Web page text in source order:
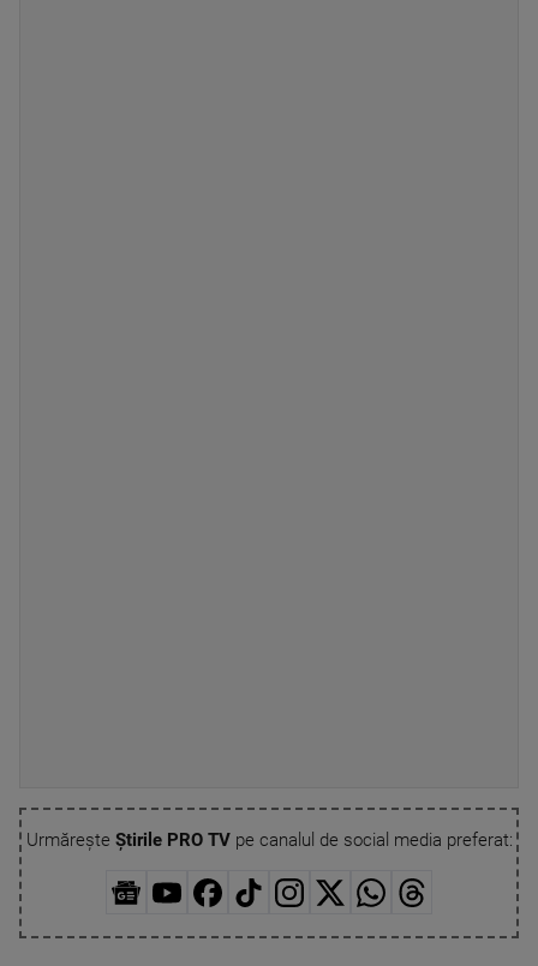
Urmărește Știrile PRO TVpe canalul de social media preferat: